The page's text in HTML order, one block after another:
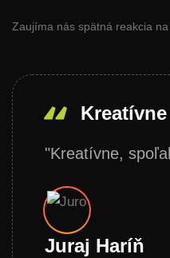
Zaujíma nás spätná reakcia
Kreatívne
"Kreatívne,
Juraj Haríň